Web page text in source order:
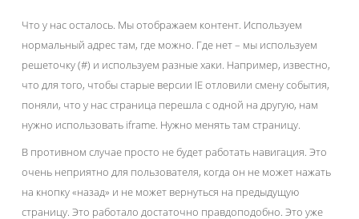
Что у нас осталось. Мы отображаем контент. Используем
нормальный адрес там, где можно. Где нет – мы используем
решеточку (#) и используем разные хаки. Например, известно,
что для того, чтобы старые версии IE отловили смену события,
поняли, что у нас страница перешла с одной на другую, нам
нужно использовать iframe. Нужно менять там страницу.
В противном случае просто не будет работать навигация. Это
очень неприятно для пользователя, когда он не может нажать
на кнопку «назад» и не может вернуться на предыдущую
страницу. Это работало достаточно правдоподобно. Это уже